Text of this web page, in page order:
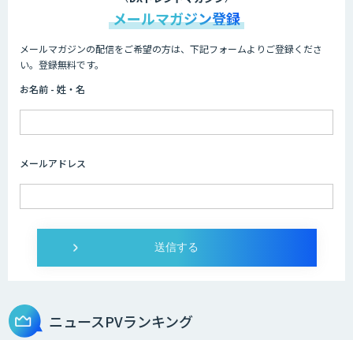
メールマガジン登録
メールマガジンの配信をご希望の方は、下記フォームよりご登録くださ
い。登録無料です。
お名前 - 姓・名
メールアドレス
ニュースPVランキング